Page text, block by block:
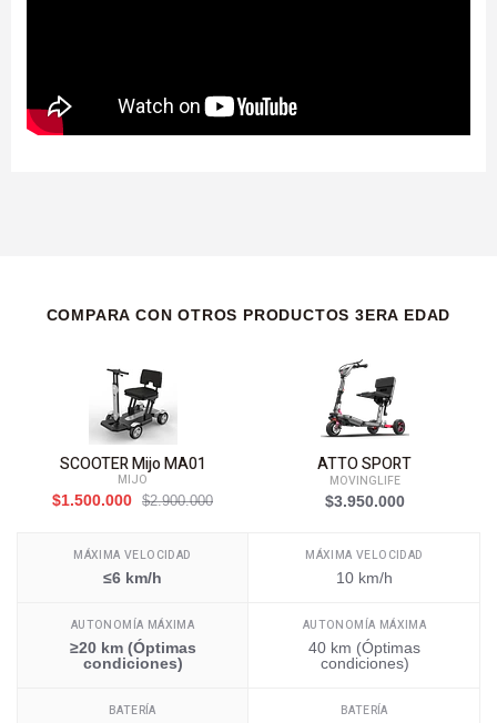
COMPARA CON OTROS PRODUCTOS 3ERA EDAD
SCOOTER Mijo MA01
MIJO
$1.500.000
$2.900.000
MÁXIMA VELOCIDAD
≤6 km/h
AUTONOMÍA MÁXIMA
≥20 km (Óptimas
condiciones)
BATERÍA
ATTO SPORT
MOVINGLIFE
$3.950.000
MÁXIMA VELOCIDAD
10 km/h
AUTONOMÍA MÁXIMA
40 km (Óptimas
condiciones)
BATERÍA